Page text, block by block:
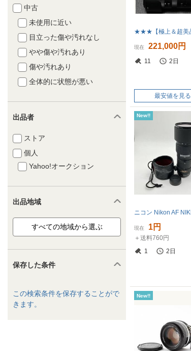
中古
未使用に近い
目立った傷や汚れなし
やや傷や汚れあり
傷や汚れあり
全体的に状態が悪い
出品者
ストア
個人
Yahoo!オークション
出品地域
保存した条件
この検索条件を保存することがで
きます。
現在 221,000円
11 2日
最安値を見る
New!!
現在 1円
＋送料760円
1
2日
New!!